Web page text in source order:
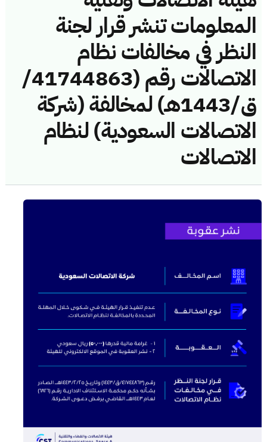
المعلومات تنشر قرار لجنة
النظر في مخالفات نظام
الاتصالات رقم (41744863/
ق/1443هـ) لمخالفة (شركة
الاتصالات السعودية) لنظام
الاتصالات